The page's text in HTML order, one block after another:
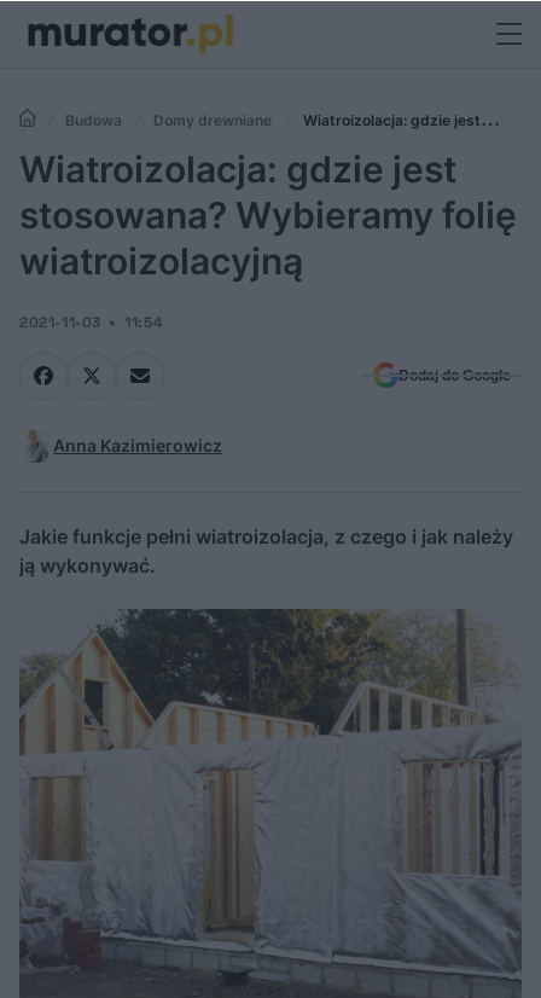
Budowa Domy drewniane
Wiatroizolacja: gdzie jest
stosowana? Wybieramy folię wiatroizolacyjną
Wiatroizolacja: gdzie jest
stosowana? Wybieramy folię
wiatroizolacyjną
2021-11-03 11:54
Dodaj do Google
Anna Kazimierowicz
Jakie funkcje pełni wiatroizolacja, z czego i jak należy
ją wykonywać.